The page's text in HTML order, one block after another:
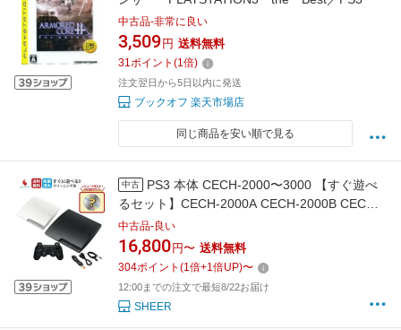
中古品-非常に良い
3,509 円 送料無料
31ポイント (1倍)
注文翌日から5日以内に発送
ブックオフ 楽天市場店
同じ商品を安い順で見る
中古
PS3 本体 CECH-2000〜3000 【すぐ遊べ
るセット】CECH-2000A CECH-2000B CECH-
2100A CECH-2100B CECH-2500A CECH-
2500B CECH-3000A CECH-3000B 中古 プレス
テ3 PlayStation3 プレイステーション3 コント
ローラー付き フルセット ブラック ホワイト 送
料無料
中古品-良い
16,800 円〜 送料無料
304ポイント (1倍+1倍UP)〜
12:00までの注文で最短8/22お届け
SHEER